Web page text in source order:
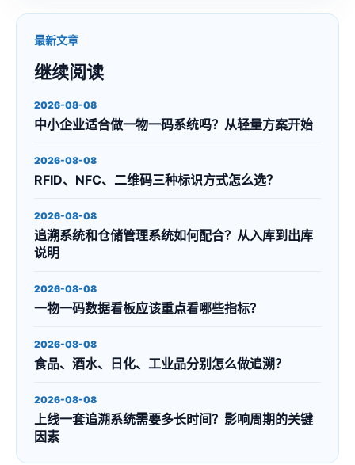
最新文章
继续阅读
2026-08-08
中小企业适合做一物一码系统吗？从轻量方案开始
2026-08-08
RFID、NFC、二维码三种标识方式怎么选？
2026-08-08
追溯系统和仓储管理系统如何配合？从入库到出库
说明
2026-08-08
一物一码数据看板应该重点看哪些指标？
2026-08-08
食品、酒水、日化、工业品分别怎么做追溯？
2026-08-08
上线一套追溯系统需要多长时间？影响周期的关键
因素